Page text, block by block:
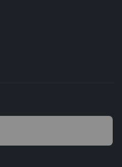
100% sigurno plaćanje